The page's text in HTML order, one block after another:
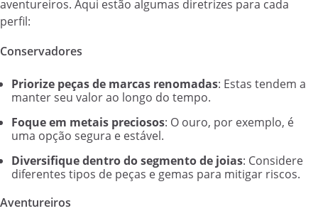
aventureiros. Aqui estão algumas diretrizes para cada
perfil:
Conservadores
Priorize peças de marcas renomadas: Estas tendem a
manter seu valor ao longo do tempo.
Foque em metais preciosos: O ouro, por exemplo, é
uma opção segura e estável.
Diversifique dentro do segmento de joias: Considere
diferentes tipos de peças e gemas para mitigar riscos.
Aventureiros